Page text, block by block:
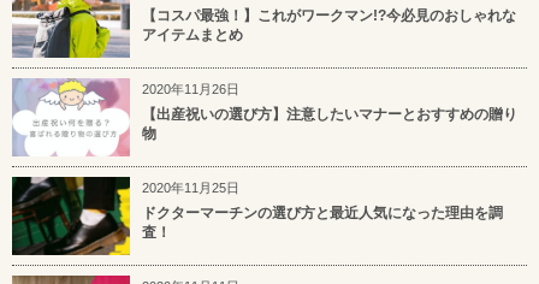
【コスパ最強！】これがワークマン!?今必見のおしゃれな
アイテムまとめ
2020年11月26日
【出産祝いの選び方】注意したいマナーとおすすめの贈り
物
2020年11月25日
ドクターマーチンの選び方と最近人気になった理由を調
査！